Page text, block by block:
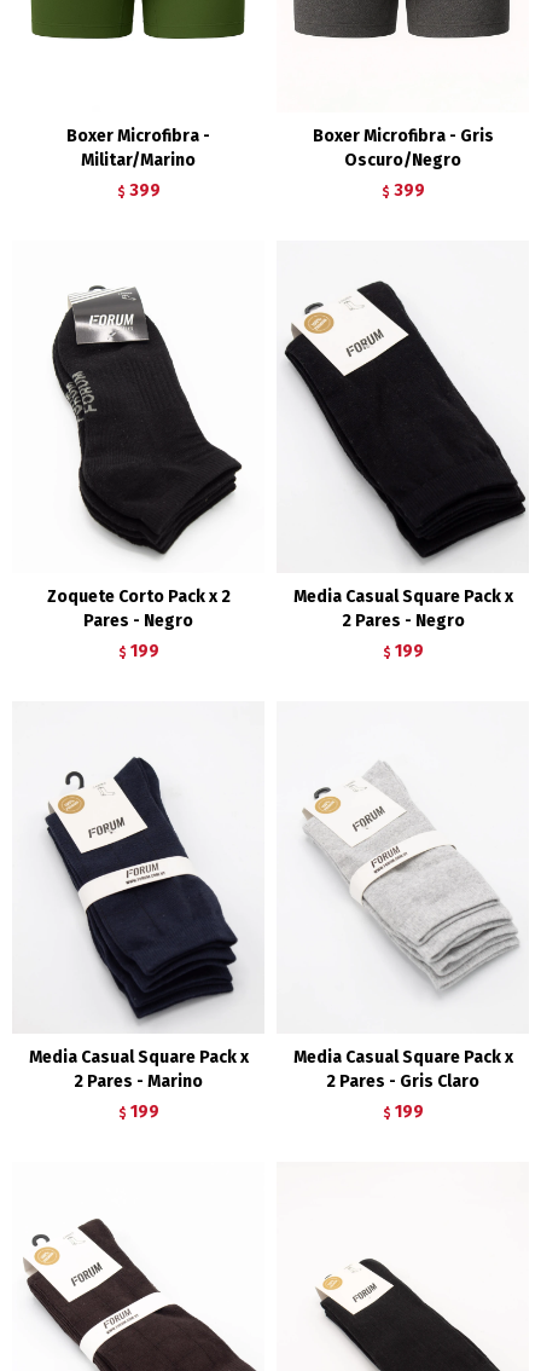
Boxer Microfibra -
Militar/Marino
$ 399
Boxer Microfibra - Gris
Oscuro/Negro
$ 399
Zoquete Corto Pack x 2
Pares - Negro
$ 199
Media Casual Square Pack x
2 Pares - Negro
$ 199
Media Casual Square Pack x
2 Pares - Marino
$ 199
Media Casual Square Pack x
2 Pares - Gris Claro
$ 199